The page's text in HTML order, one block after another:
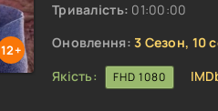
12+
Тривалість: 01:00:00
Оновлення: 3 Сезон, 10
Якість:
FHD 1080